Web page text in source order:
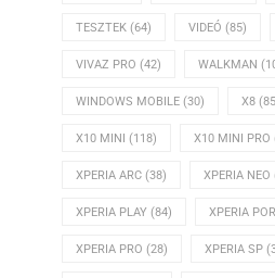
TESZTEK (64) VIDEÓ (85)
VIVAZ PRO (42) WALKMAN
WINDOWS MOBILE (30) X8
X10 MINI (118) X10 MINI PRO
XPERIA ARC (38) XPERIA NEO
XPERIA PLAY (84) XPERIA
XPERIA PRO (28) XPERIA SP